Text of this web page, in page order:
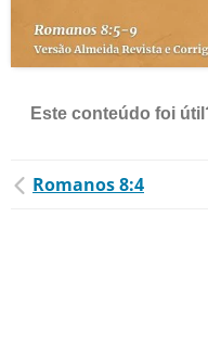
Este conteúdo foi
Romanos 8:4